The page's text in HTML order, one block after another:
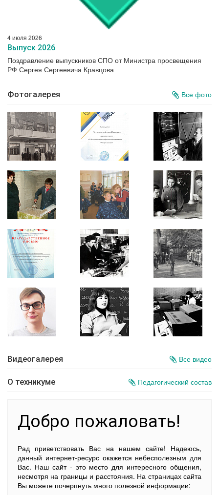
4 июля 2026
Выпуск 2026
Поздравление выпускников СПО от Министра просвещения
РФ Сергея Сергеевича Кравцова
Фотогалерея Все фото
Видеогалерея Все видео
О техникуме Педагогический состав
Добро пожаловать!
Рад приветствовать Вас на нашем сайте! Надеюсь,
данный интернет-ресурс окажется небесполезным для
Вас. Наш сайт - это место для интересного общения,
несмотря на границы и расстояния. На страницах сайта
Вы можете почерпнуть много полезной информации: